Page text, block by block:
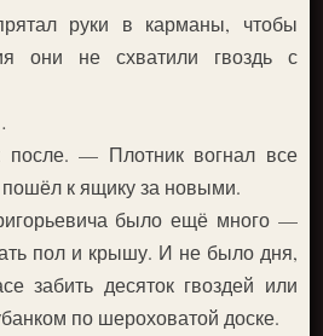
руки в карманы, чтобы
они не схватили гвоздь с
— Плотник вогнал все
пошёл к ящику за новыми.
было ещё много —
пол и крышу. И не было дня,
забить десяток гвоздей или
по шероховатой доске.